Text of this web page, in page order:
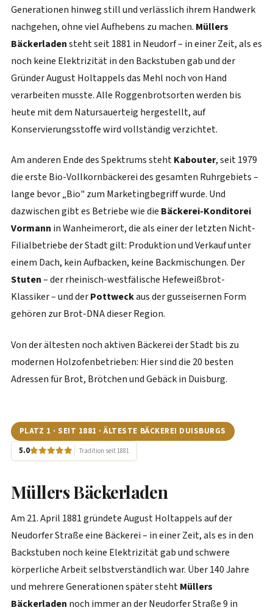
Generationen hinweg still und verlässlich ihrem Handwerk
nachgehen, ohne viel Aufhebens zu machen. Müllers
Bäckerladensteht seit 1881 in Neudorf – in einer Zeit, als es
noch keine Elektrizität in den Backstuben gab und der
Gründer August Holtappels das Mehl noch von Hand
verarbeiten musste. Alle Roggenbrotsorten werden bis
heute mit dem Natursauerteig hergestellt, auf
Konservierungsstoffe wird vollständig verzichtet.
Am anderen Ende des Spektrums stehtKabouter, seit 1979
die erste Bio-Vollkornbäckerei des gesamten Ruhrgebiets –
lange bevor „Bio" zum Marketingbegriff wurde. Und
dazwischen gibt es Betriebe wie die Bäckerei-Konditorei
Vormann in Wanheimerort, die als einer der letzten Nicht-
Filialbetriebe der Stadt gilt: Produktion und Verkauf unter
einem Dach, kein Aufbacken, keine Backmischungen. Der
Stuten– der rheinisch-westfälische Hefeweißbrot-
Klassiker – und derPottweckaus der gusseisernen Form
gehören zur Brot-DNA dieser Region.
Von der ältesten noch aktiven Bäckerei der Stadt bis zu
modernen Holzofenbetrieben: Hier sind die 20 besten
Adressen für Brot, Brötchen und Gebäck in Duisburg.
PLATZ 1 · SEIT 1881 · ÄLTESTE BÄCKEREI DUISBURGS
5.0
Tradition seit 1881
Müllers Bäckerladen
Am 21. April 1881 gründete August Holtappels auf der
Neudorfer Straße eine Bäckerei – in einer Zeit, als es in den
Backstuben noch keine Elektrizität gab und schwere
körperliche Arbeit selbstverständlich war. Über 140 Jahre
und mehrere Generationen später stehtMüllers
Bäckerladen noch immer an der Neudorfer Straße 9 in